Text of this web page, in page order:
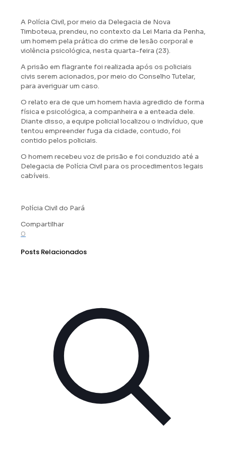
A Polícia Civil, por meio da Delegacia de Nova
Timboteua, prendeu, no contexto da Lei Maria da Penha,
um homem pela prática do crime de lesão corporal e
violência psicológica, nesta quarta-feira (23).
A prisão em flagrante foi realizada após os policiais
civis serem acionados, por meio do Conselho Tutelar,
para averiguar um caso.
O relato era de que um homem havia agredido de forma
física e psicológica, a companheira e a enteada dele.
Diante disso, a equipe policial localizou o indivíduo, que
tentou empreender fuga da cidade, contudo, foi
contido pelos policiais.
O homem recebeu voz de prisão e foi conduzido até a
Delegacia de Polícia Civil para os procedimentos legais
cabíveis.
Polícia Civil do Pará
Compartilhar
0
Posts Relacionados